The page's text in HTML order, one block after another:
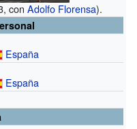
con Adolfo Florensa).
España
España